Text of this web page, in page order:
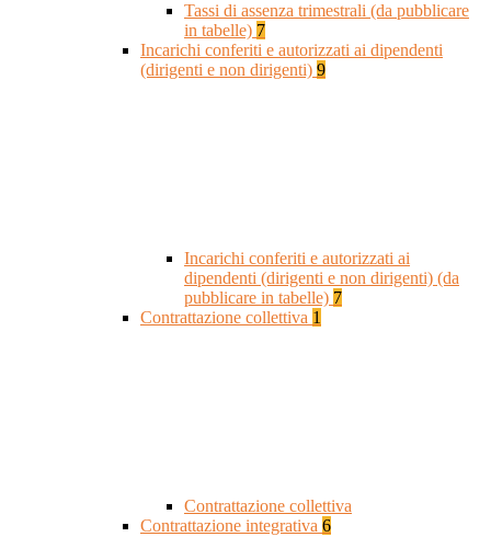
Tassi di assenza trimestrali (da pubblicare
in tabelle) 7
Incarichi conferiti e autorizzati ai dipendenti
(dirigenti e non dirigenti) 9
Incarichi conferiti e autorizzati ai
dipendenti (dirigenti e non dirigenti) (da
pubblicare in tabelle) 7
Contrattazione collettiva 1
Contrattazione collettiva
Contrattazione integrativa 6